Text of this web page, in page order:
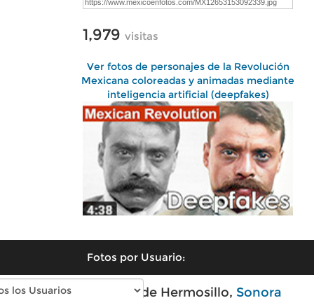
1,979 visitas
Ver fotos de personajes de la Revolución
Mexicana coloreadas y animadas mediante
inteligencia artificial (deepfakes)
Fotos por Usuario:
Fotos modernas de Hermosillo, Sonora